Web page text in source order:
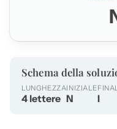
Schema della
LUNGHEZZA
4 lettere
INIZIALE
N I